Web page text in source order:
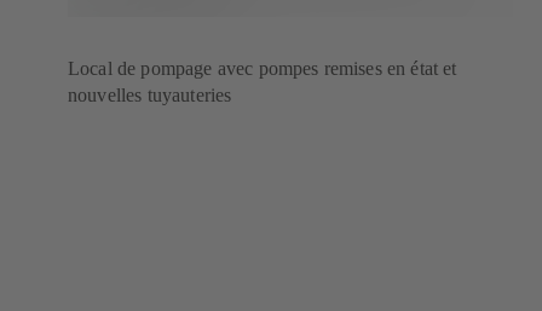
Local de pompage avec pompes remises en état et
nouvelles tuyauteries